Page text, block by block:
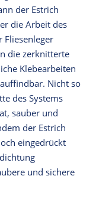
der Estrich
die Arbeit des
Fliesenleger
die zerknitterte
Klebearbeiten
Nicht so
des Systems
sauber und
der Estrich
eingedrückt
und sichere